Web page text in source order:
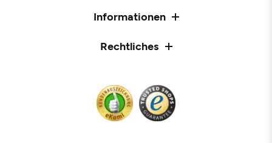
Informationen
Rechtliches